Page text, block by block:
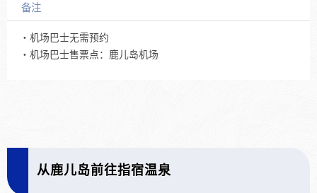
备注
・机场巴士无需预约
・机场巴士售票点：鹿儿岛机场
从鹿儿岛前往指宿温泉